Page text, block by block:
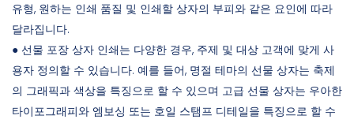
유형, 원하는 인쇄 품질 및 인쇄할 상자의 부피와 같은 요인에 따라
달라집니다.
● 선물 포장 상자 인쇄는 다양한 경우, 주제 및 대상 고객에 맞게 사
용자 정의할 수 있습니다. 예를 들어, 명절 테마의 선물 상자는 축제
의 그래픽과 색상을 특징으로 할 수 있으며 고급 선물 상자는 우아한
타이포그래피와 엠보싱 또는 호일 스탬프 디테일을 특징으로 할 수